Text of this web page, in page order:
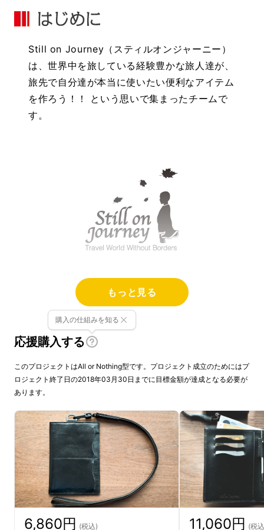
Still on Journey（スティルオンジャーニー）
は、世界中を旅している経験豊かな旅人達が、
旅先で自分達が本当に使いたい便利なアイテム
を作ろう！！ という思いで集まったチームで
す。
旅の経験に基づいた、こんなアイテムがあった
らいいな！！ をカタチにします。
もっと見る
応援購入する
購入の仕組みを知る
このプロジェクトはAll or Nothing型です。プロジェクト成立のためにはプ
ロジェクト終了日の2018年03月30日までに目標金額が達成となる必要が
あります。
6,860円 (税込) 11,060円 (税